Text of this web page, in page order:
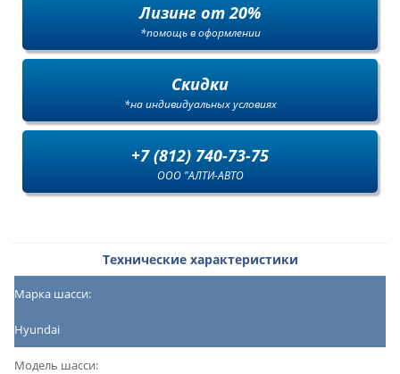
Лизинг от 20%
*помощь в оформлении
Скидки
*на индивидуальных условиях
+7 (812) 740-73-75
ООО "АЛТИ-АВТО
Технические характеристики
Марка шасси:
Hyundai
Модель шасси: